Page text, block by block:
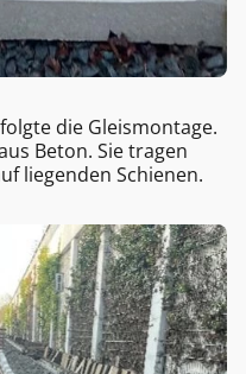
die Gleismontage.
Beton. Sie tragen
liegenden Schienen.